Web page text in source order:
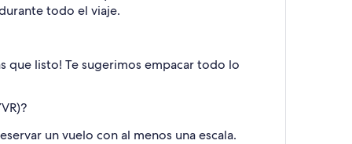
todo el viaje.
que listo! Te sugerimos empacar todo lo
un vuelo con al menos una escala.